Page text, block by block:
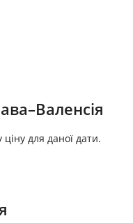
для даної дати.